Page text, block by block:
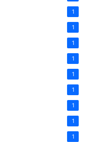
1
1
1
1
1
1
1
1
1